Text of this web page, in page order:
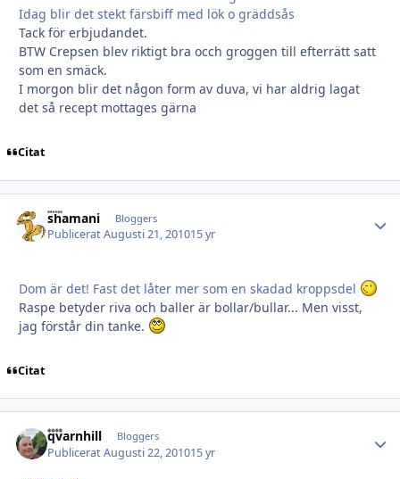
Idag blir det stekt färsbiff med lök o gräddsås
Tack för erbjudandet.
BTW Crepsen blev riktigt bra occh groggen till efterrätt satt
som en smäck.
I morgon blir det någon form av duva, vi har aldrig lagat
det så recept mottages gärna
Citat
shamani Bloggers
PubliceratAugusti 21, 201015 yr
Dom är det! Fast det låter mer som en skadad kroppsdel
Raspe betyder riva och baller är bollar/bullar... Men visst,
jag förstår din tanke.
Citat
qvarnhill Bloggers
PubliceratAugusti 22, 201015 yr